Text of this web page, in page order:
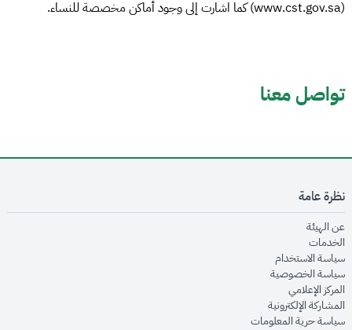
(www.cst.gov.sa) كما اشارت إلى وجود أماكن مخصصة للنساء.
تواصل معنا
نظرة عامة
عن الهيئةopens in new window
الخدماتopens in new window
سياسة الاستخدام
سياسة الخصوصيةopens in new window
المركز الإعلاميopens in new window
المشاركة الإلكترونيةopens in new window
سياسة حرية المعلوماتopens in new window